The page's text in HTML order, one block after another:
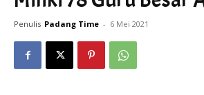
Penulis Padang Time - 6 Mei 2021